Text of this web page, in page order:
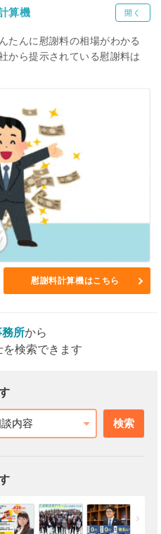
算機 開く
たんに慰謝料の相場がわかる
から提示されている慰謝料は
慰謝料計算機はこちら
所から
検索できます
内容 検索